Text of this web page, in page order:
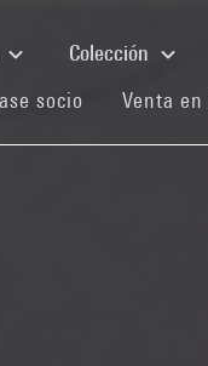
Colección
socio (current)
Venta